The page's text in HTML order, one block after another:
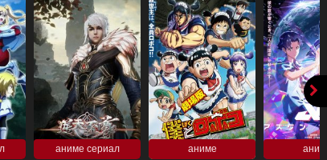
аниме сериал аниме аниме